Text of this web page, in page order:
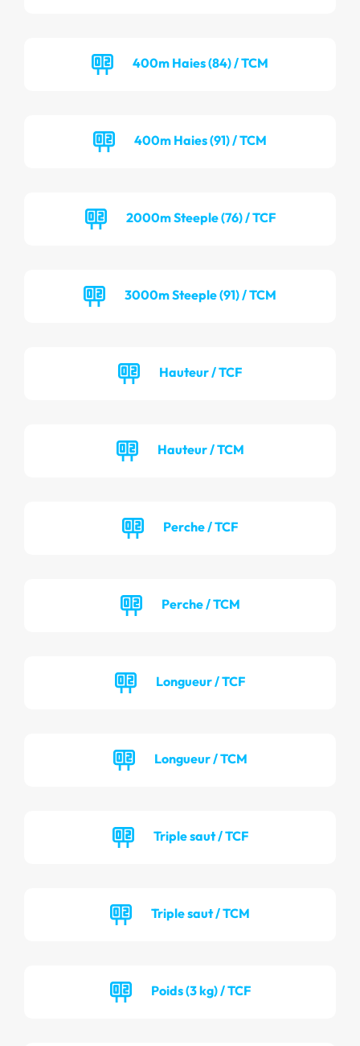
400m Haies (84) / TCM
400m Haies (91) / TCM
2000m Steeple (76) / TCF
3000m Steeple (91) / TCM
Hauteur / TCF
Hauteur / TCM
Perche / TCF
Perche / TCM
Longueur / TCF
Longueur / TCM
Triple saut / TCF
Triple saut / TCM
Poids (3 kg) / TCF